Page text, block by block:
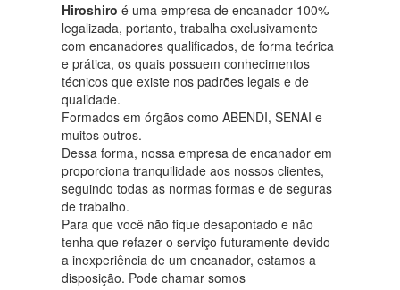
Hiroshiro é uma empresa de encanador 100%
legalizada, portanto, trabalha exclusivamente
com encanadores qualificados, de forma teórica
e prática, os quais possuem conhecimentos
técnicos que existe nos padrões legais e de
qualidade.
Formados em órgãos como ABENDI, SENAI e
muitos outros.
Dessa forma, nossa empresa de encanador em
proporciona tranquilidade aos nossos clientes,
seguindo todas as normas formas e de seguras
de trabalho.
Para que você não fique desapontado e não
tenha que refazer o serviço futuramente devido
a inexperiência de um encanador, estamos a
disposição. Pode chamar somos